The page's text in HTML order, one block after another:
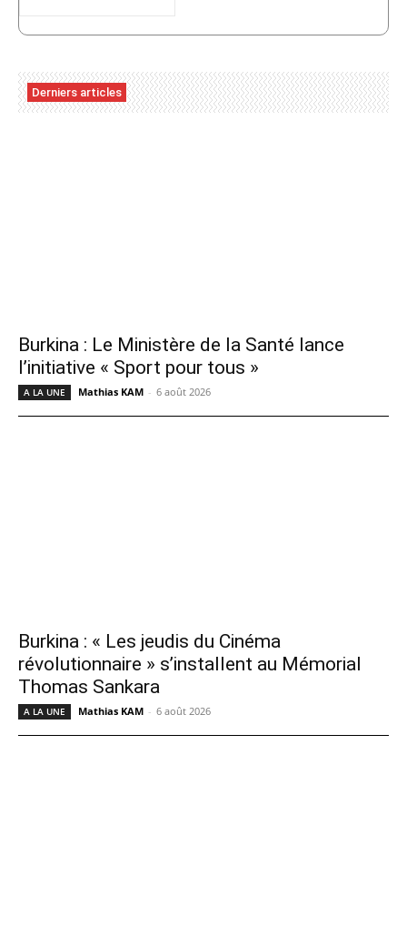
Derniers articles
Burkina : Le Ministère de la Santé lance
l’initiative « Sport pour tous »
A LA UNE Mathias KAM - 6 août 2026
Burkina : « Les jeudis du Cinéma
révolutionnaire » s’installent au Mémorial
Thomas Sankara
A LA UNE Mathias KAM - 6 août 2026